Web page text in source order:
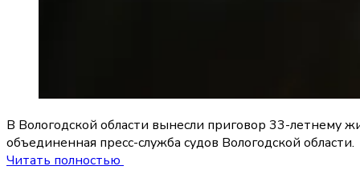
В Вологодской области вынесли приговор 33-летнему
объединенная пресс-служба судов Вологодской области.
Читать полностью